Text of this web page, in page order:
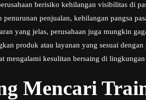
berisiko kehilangan visibilitas di
penjualan, kehilangan pangsa
yang jelas, perusahaan juga mungkin
produk atau layanan yang sesuai
mengalami kesulitan bersaing di
Mencari